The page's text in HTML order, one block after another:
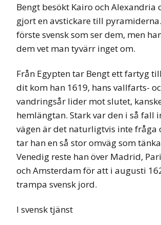
Bengt besökt Kairo och Alexandria
gjort en avstickare till
förste svensk som ser dem, men
dem vet man tyvärr inget om.
Från Egypten tar Bengt ett fartyg
dit kom han 1619, hans vallfarts-
vandringsår lider mot slutet,
hemlängtan. Stark var den i så fall
vägen är det naturligtvis inte fråga
tar han en så stor omväg som
Venedig reste han över Madrid,
och Amsterdam för att i augusti
trampa svensk jord.
I svensk tjänst